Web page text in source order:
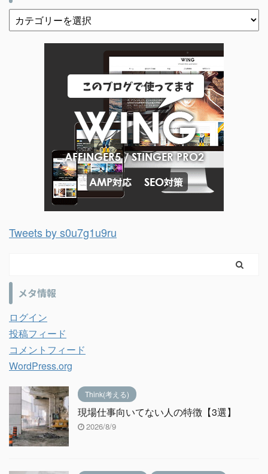
Tweets by s0u7g1u9ru
メタ情報
ログイン
投稿フィード
コメントフィード
WordPress.org
Think(考える)
現場仕事向いてない人の特徴【3選】
2026/8/9